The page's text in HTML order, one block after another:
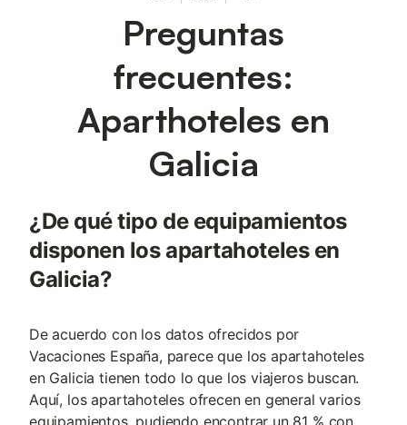
Preguntas
frecuentes:
Aparthoteles en
Galicia
¿De qué tipo de equipamientos
disponen los apartahoteles en
Galicia?
De acuerdo con los datos ofrecidos por
Vacaciones España, parece que los apartahoteles
en Galicia tienen todo lo que los viajeros buscan.
Aquí, los apartahoteles ofrecen en general varios